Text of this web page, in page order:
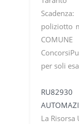
poliziotto
per soli
La Risorsa